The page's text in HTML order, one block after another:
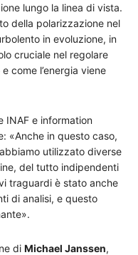
lungo la linea di vista.
della polarizzazione nel
in evoluzione, in
cruciale nel regolare
come l’energia viene
INAF e information
«Anche in questo caso,
utilizzato diverse
del tutto indipendenti
traguardi è stato anche
di analisi, e questo
di Michael Janssen,